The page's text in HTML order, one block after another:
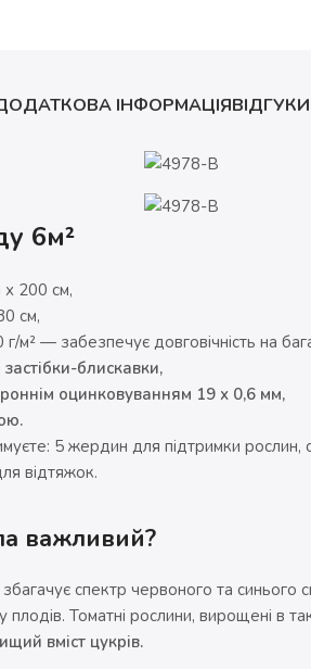
ІНФОРМАЦІЯ
6м²
200 см,
см,
г/м² — забезпечує довговічність на
застібки-блискавки,
оцинковуванням 19 х 0,6 мм,
5 жердин для підтримки рослин,
відтяжок.
важливий?
збагачує спектр червоного та синього
Томатні рослини, вирощені в
вміст цукрів.